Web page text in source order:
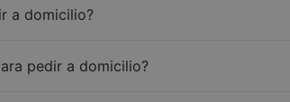
a domicilio?
pedir a domicilio?